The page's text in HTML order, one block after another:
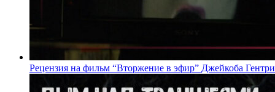
Рецензия на фильм “Вторжение в эфир” Джейкоба Гентри